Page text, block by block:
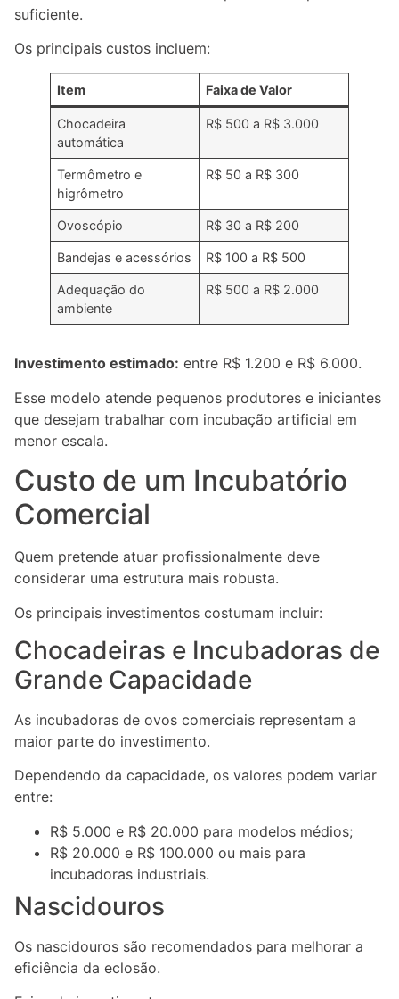
suficiente.
Os principais custos incluem:
Item Faixa de Valor
Chocadeira
automática
R$ 500 a R$ 3.000
Termômetro e
higrômetro
R$ 50 a R$ 300
Ovoscópio R$ 30 a R$ 200
Bandejas e acessórios R$ 100 a R$ 500
Adequação do
ambiente
R$ 500 a R$ 2.000
Investimento estimado: entre R$ 1.200 e R$ 6.000.
Esse modelo atende pequenos produtores e iniciantes
que desejam trabalhar com incubação artificial em
menor escala.
Custo de um Incubatório
Comercial
Quem pretende atuar profissionalmente deve
considerar uma estrutura mais robusta.
Os principais investimentos costumam incluir:
Chocadeiras e Incubadoras de
Grande Capacidade
As incubadoras de ovos comerciais representam a
maior parte do investimento.
Dependendo da capacidade, os valores podem variar
entre:
R$ 5.000 e R$ 20.000 para modelos médios;
R$ 20.000 e R$ 100.000 ou mais para
incubadoras industriais.
Nascidouros
Os nascidouros são recomendados para melhorar a
eficiência da eclosão.